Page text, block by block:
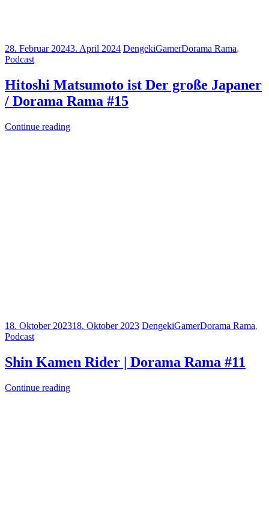
28. Februar 20243. April 2024 DengekiGamerDorama Rama,
Podcast
Hitoshi Matsumoto ist Der große Japaner
/ Dorama Rama #15
Continue reading
18. Oktober 202318. Oktober 2023 DengekiGamerDorama Rama,
Podcast
Shin Kamen Rider | Dorama Rama #11
Continue reading